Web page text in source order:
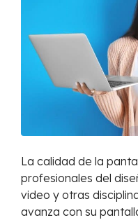
La calidad de la
profesionales del
video y otras
avanza con su